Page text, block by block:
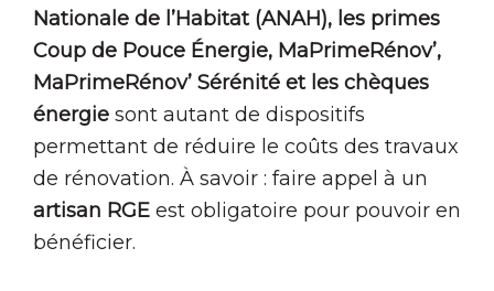
Nationale de l’Habitat (ANAH), les primes
Coup de Pouce Énergie, MaPrimeRénov’,
MaPrimeRénov’ Sérénité et les chèques
énergie sont autant de dispositifs
permettant de réduire le coûts des travaux
de rénovation. À savoir : faire appel à un
artisan RGE est obligatoire pour pouvoir en
bénéficier.